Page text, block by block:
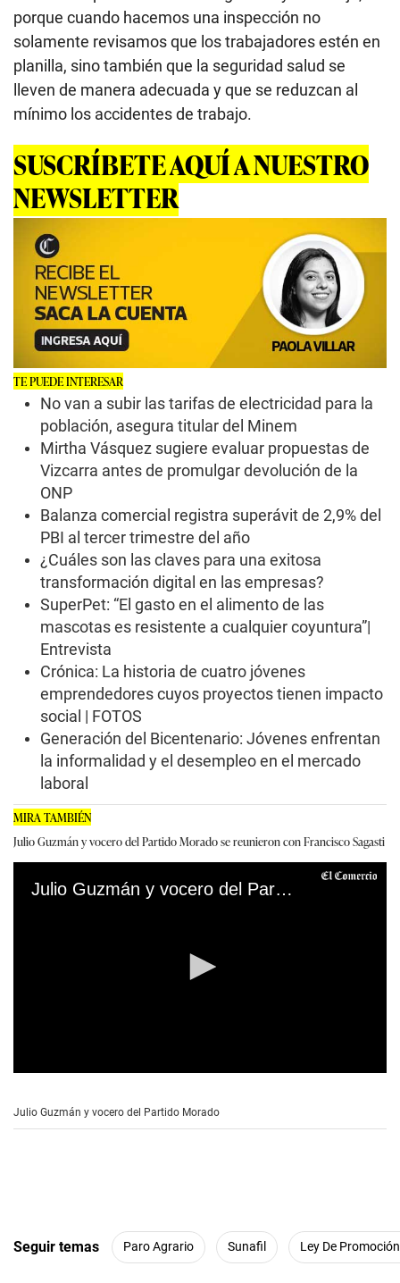
porque cuando hacemos una inspección no
solamente revisamos que los trabajadores estén en
planilla, sino también que la seguridad salud se
lleven de manera adecuada y que se reduzcan al
mínimo los accidentes de trabajo.
SUSCRÍBETE AQUÍ A NUESTRO
NEWSLETTER
TE PUEDE INTERESAR
No van a subir las tarifas de electricidad para la
población, asegura titular del Minem
Mirtha Vásquez sugiere evaluar propuestas de
Vizcarra antes de promulgar devolución de la
ONP
Balanza comercial registra superávit de 2,9% del
PBI al tercer trimestre del año
¿Cuáles son las claves para una exitosa
transformación digital en las empresas?
SuperPet: “El gasto en el alimento de las
mascotas es resistente a cualquier coyuntura”|
Entrevista
Crónica: La historia de cuatro jóvenes
emprendedores cuyos proyectos tienen impacto
social | FOTOS
Generación del Bicentenario: Jóvenes enfrentan
la informalidad y el desempleo en el mercado
laboral
MIRA TAMBIÉN
Julio Guzmán y vocero del Partido Morado se reunieron con Francisco Sagasti
Julio Guzmán y vocero del Partido Morado se reunieron con Francisco Sagasti
e
i
Julio Guzmán y vocero del Partido Morado
Seguir temas Paro Agrario Sunafil Ley De